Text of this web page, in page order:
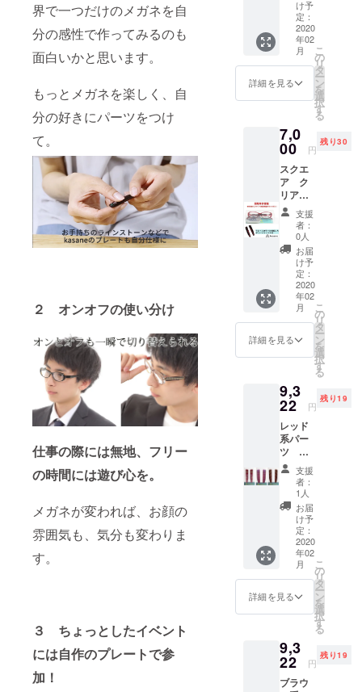
界で一つだけのメガネを自
分の感性で作ってみるのも
面白いかと思います。
もっとメガネを楽しく、自
分の好きにパーツをつけ
て。
２ オンオフの使い分け
仕事の際には無地、フリー
の時間には遊び心を。
メガネが変われば、お顔の
雰囲気も、気分も変わりま
す。
３ ちょっとしたイベント
には自作のプレートで参
加！
る付け
替えを
楽しみ
たい方
の為
に、付
け替え
セッ
ト）も
いたし
まし
た。
（つる
部分）
143
買った
瞬間か
ら１種
類の付
本セッ
ト。 予
定販売
価格の
半額以
下での
ご提供
となり
ます。
ここか
ら更な
る付け
替えを
楽しみ
たい方
の為
に、付
フル
セッ
ご用意
いたし
まし
た。
ビー用
無地付
け替え
パーツ
１個＋
付け替
えパー
ツ（デ
個 ＋携
帯用プ
レート
ケース
１個 レ
ンズ
幅 53
鼻幅
16 テン
プル
（つる
部分）
143
買った
瞬間か
ら１種
類の付
本セッ
ト。 予
定販売
価格の
半額以
下での
ご提供
となり
ます。
ここか
ら更な
る付け
替えを
楽しみ
たい方
の為
に、付
フル
セッ
ト）も
ご用意
け予
定：
2020
年02
月
詳細を見る
こ
の
リ
タ
ー
ン
を
選
択
す
る
7,0
00 円
残り30
スクエ
ア ク
リア／
レッド
kasane
本体＋
レッド
用無地
付け替
えパー
ツ１個
＋付け
替え
パーツ
（デ
ミ）１
帯用プ
レート
ケース
１個 レ
ンズ
幅 53
鼻幅
16 テン
プル
（つる
部分）
143
買った
瞬間か
ら１種
類の付
け替え
ト。 予
定販売
価格の
半額以
支援
者：
0人
お届
け予
定：
2020
年02
月
詳細を見る
こ
の
リ
タ
ー
ン
を
選
択
す
る
9,3
22 円
残り19
レッド
系パー
ツ 豪
華フル
セット
（全１
１種
類） ※
こちら
の商品
単体で
の使用
はでき
ませ
ん。
kasane
のセッ
トでご
支援い
ただけ
支援
者：
1人
お届
け予
定：
2020
年02
月
詳細を見る
こ
の
リ
タ
ー
ン
を
選
択
す
る
9,3
22 円
残り19
ブラウ